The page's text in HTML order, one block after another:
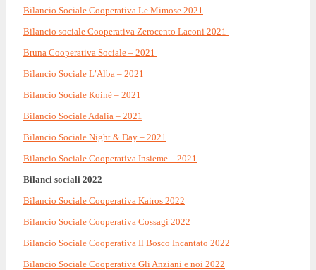
Bilancio Sociale Cooperativa Le Mimose 2021
Bilancio sociale Cooperativa Zerocento Laconi 2021
Bruna Cooperativa Sociale – 2021
Bilancio Sociale L’Alba – 2021
Bilancio Sociale Koinè – 2021
Bilancio Sociale Adalia – 2021
Bilancio Sociale Night & Day – 2021
Bilancio Sociale Cooperativa Insieme – 2021
Bilanci sociali 2022
Bilancio Sociale Cooperativa Kairos 2022
Bilancio Sociale Cooperativa Cossagi 2022
Bilancio Sociale Cooperativa Il Bosco Incantato 2022
Bilancio Sociale Cooperativa Gli Anziani e noi 2022